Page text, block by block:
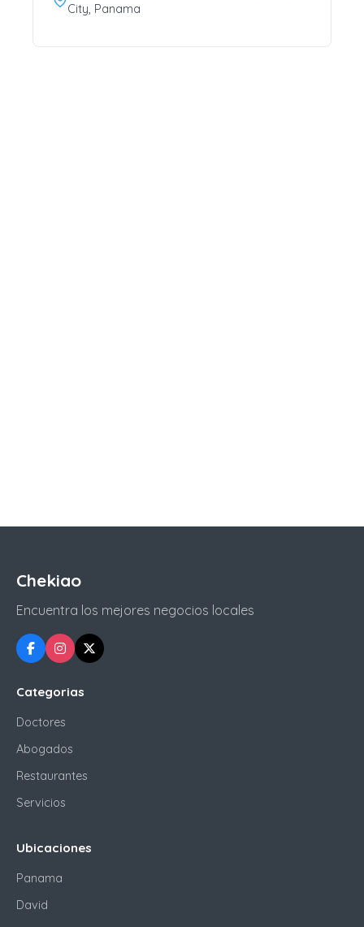
City, Panama
Chekiao
Encuentra los mejores negocios locales
Categorias
Doctores
Abogados
Restaurantes
Servicios
Ubicaciones
Panama
David